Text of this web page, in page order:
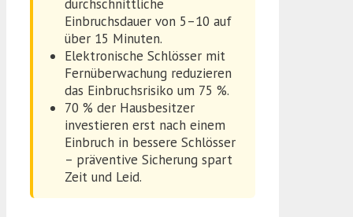
durchschnittliche
Einbruchsdauer von 5–10 auf
über 15 Minuten.
Elektronische Schlösser mit
Fernüberwachung reduzieren
das Einbruchsrisiko um 75 %.
70 % der Hausbesitzer
investieren erst nach einem
Einbruch in bessere Schlösser
– präventive Sicherung spart
Zeit und Leid.